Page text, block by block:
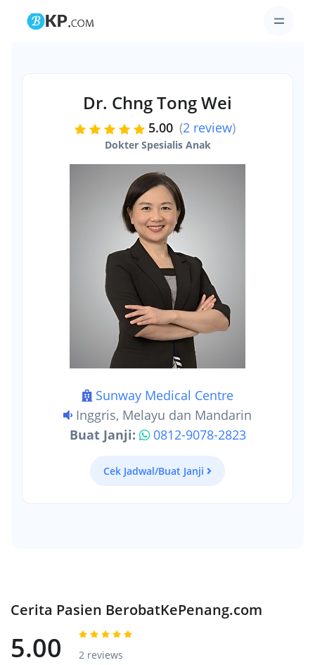
Dr. Chng Tong Wei
5.00 (2 review)
Dokter Spesialis Anak
Sunway Medical Centre
Inggris, Melayu dan Mandarin
Buat Janji:
0812-9078-2823
Cek Jadwal/Buat Janji
Cerita Pasien BerobatKePenang.com
5.00 2 reviews